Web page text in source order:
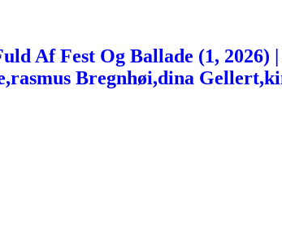
Af Fest Og Ballade (1,
Bregnhøi,dina